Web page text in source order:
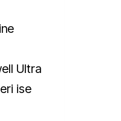
Ultra
ise